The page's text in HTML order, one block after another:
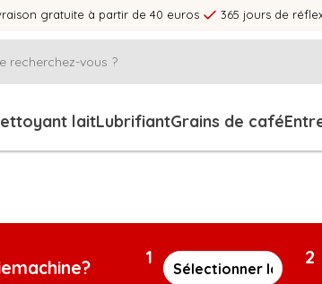
gratuite à partir de 40 euros 365 jours de
laitLubrifiantGrains de café
1 2